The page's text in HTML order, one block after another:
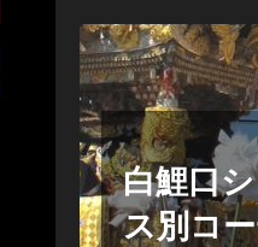
白鯉口
ス別コ